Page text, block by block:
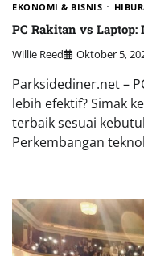
EKONOMI & BISNIS
PC Rakitan vs
Willie Reed Oktober 5,
Parksidediner.net –
lebih efektif? Simak
terbaik sesuai
Perkembangan